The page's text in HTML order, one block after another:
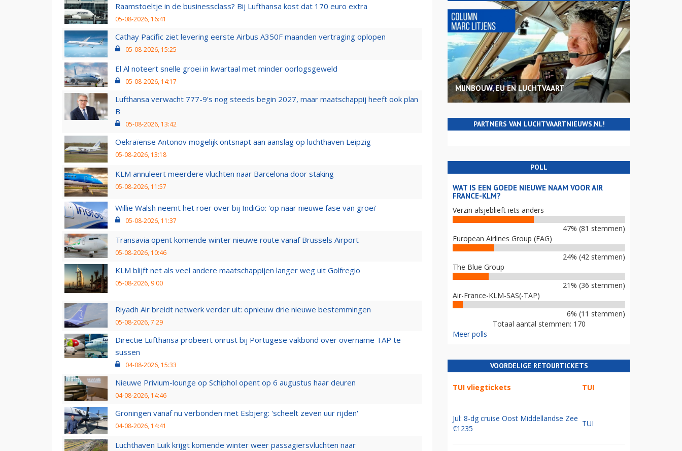
Raamstoeltje in de businessclass? Bij Lufthansa kost dat 170 euro extra
05-08-2026, 16:41
Cathay Pacific ziet levering eerste Airbus A350F maanden vertraging oplopen
05-08-2026, 15:25
El Al noteert snelle groei in kwartaal met minder oorlogsgeweld
05-08-2026, 14:17
Lufthansa verwacht 777-9’s nog steeds begin 2027, maar maatschappij heeft ook plan
B
05-08-2026, 13:42
Oekraïense Antonov mogelijk ontsnapt aan aanslag op luchthaven Leipzig
05-08-2026, 13:18
KLM annuleert meerdere vluchten naar Barcelona door staking
05-08-2026, 11:57
Willie Walsh neemt het roer over bij IndiGo: 'op naar nieuwe fase van groei'
05-08-2026, 11:37
Transavia opent komende winter nieuwe route vanaf Brussels Airport
05-08-2026, 10:46
KLM blijft net als veel andere maatschappijen langer weg uit Golfregio
05-08-2026, 9:00
Riyadh Air breidt netwerk verder uit: opnieuw drie nieuwe bestemmingen
05-08-2026, 7:29
Directie Lufthansa probeert onrust bij Portugese vakbond over overname TAP te
sussen
04-08-2026, 15:33
Nieuwe Privium-lounge op Schiphol opent op 6 augustus haar deuren
04-08-2026, 14:46
Groningen vanaf nu verbonden met Esbjerg: 'scheelt zeven uur rijden'
04-08-2026, 14:41
Luchthaven Luik krijgt komende winter weer passagiersvluchten naar
MIJNBOUW, EU EN LUCHTVAART
PARTNERS VAN LUCHTVAARTNIEUWS.NL!
POLL
WAT IS EEN GOEDE NIEUWE NAAM VOOR AIR
FRANCE-KLM?
Verzin alsjeblieft iets anders
47% (81 stemmen)
European Airlines Group (EAG)
24% (42 stemmen)
The Blue Group
21% (36 stemmen)
Air-France-KLM-SAS(-TAP)
6% (11 stemmen)
Totaal aantal stemmen: 170
Meer polls
VOORDELIGE RETOURTICKETS
TUI vliegtickets TUI
Jul: 8-dg cruise Oost Middellandse Zee
€1235
TUI